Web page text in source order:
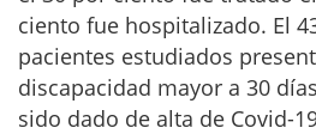
ciento fue hospitalizado. El
pacientes estudiados
discapacidad mayor a 30
sido dado de alta de Covid-